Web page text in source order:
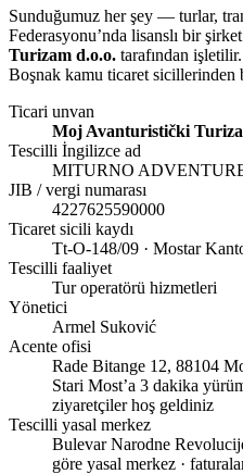
Sunduğumuz her şey — turlar,
Federasyonu’nda lisanslı bir
Turizam d.o.o. tarafından işletilir.
Boşnak kamu ticaret sicillerinden
Ticari unvan
Moj Avanturistički
Tescilli İngilizce ad
MITURNO
JIB / vergi numarası
4227625590000
Ticaret sicili kaydı
Tt-O-148/09 · Mostar
Tescilli faaliyet
Tur operatörü hizmetleri
Yönetici
Armel Suković
Acente ofisi
Rade Bitange 12, 88104
Stari Most’a 3 dakika
ziyaretçiler hoş geldiniz
Tescilli yasal merkez
Bulevar Narodne
göre yasal merkez ·